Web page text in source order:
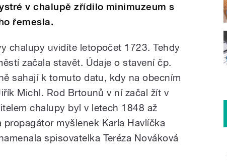
v chalupě zřídilo minimuzeum s
řemesla.
chalupy uvidíte letopočet 1723. Tehdy
začala stavět. Údaje o stavení čp.
sahají k tomuto datu, kdy na obecním
Michl. Rod Brtounů v ní začal žít v
chalupy byl v letech 1848 až
myšlenek Karla Havlíčka
spisovatelka Teréza Nováková